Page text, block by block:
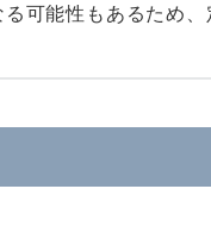
る可能性もあるため、